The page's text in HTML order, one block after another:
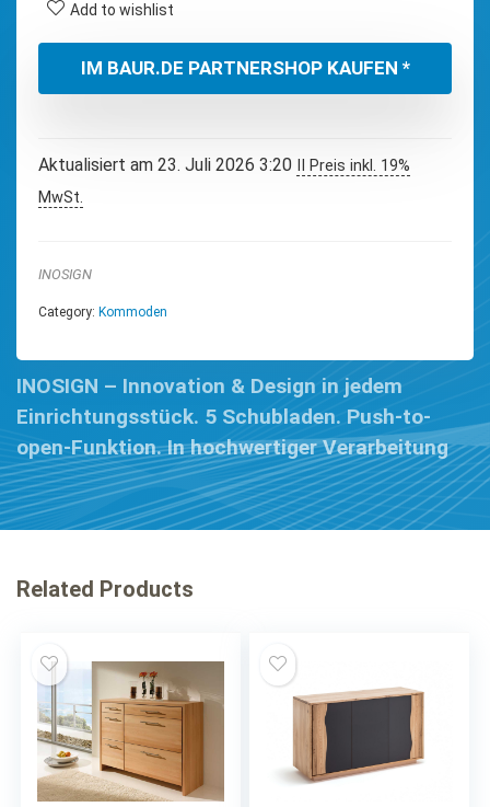
Add to wishlist
IM BAUR.DE PARTNERSHOP KAUFEN *
Aktualisiert am 23. Juli 2026 3:20
II Preis inkl. 19%
MwSt.
INOSIGN
Category: Kommoden
INOSIGN – Innovation & Design in jedem
Einrichtungsstück. 5 Schubladen. Push-to-
open-Funktion. In hochwertiger Verarbeitung
Related Products